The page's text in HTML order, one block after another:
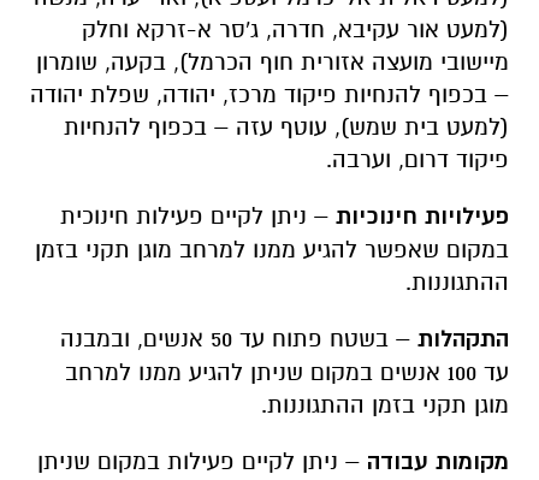
(למעט אור עקיבא, חדרה, ג'סר א-זרקא וחלק
מיישובי מועצה אזורית חוף הכרמל), בקעה, שומרון
– בכפוף להנחיות פיקוד מרכז, יהודה, שפלת יהודה
(למעט בית שמש), עוטף עזה – בכפוף להנחיות
פיקוד דרום, וערבה.
פעילויות חינוכיות – ניתן לקיים פעילות חינוכית
במקום שאפשר להגיע ממנו למרחב מוגן תקני בזמן
ההתגוננות.
התקהלות –
בשטח פתוח עד 50 אנשים, ובמבנה
עד 100 אנשים במקום שניתן להגיע ממנו למרחב
מוגן תקני בזמן ההתגוננות.
מקומות עבודה – ניתן לקיים פעילות במקום שניתן